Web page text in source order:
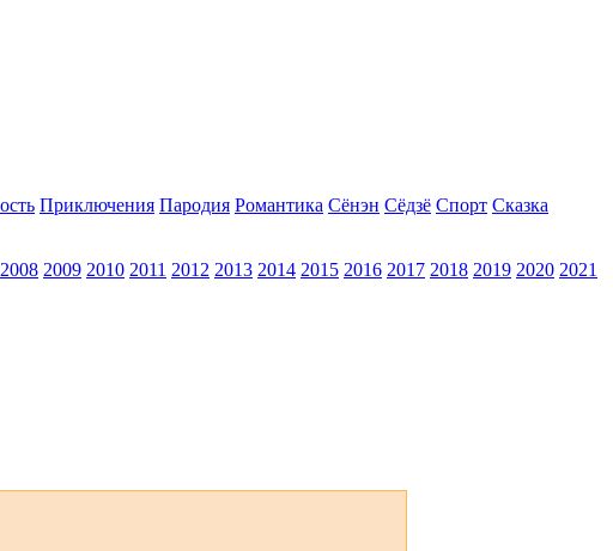
Приключения Пародия Романтика Сёнэн Сёдзё Спорт Сказка
2008 2009 2010 2011 2012 2013 2014 2015 2016 2017 2018 2019 2020 2021